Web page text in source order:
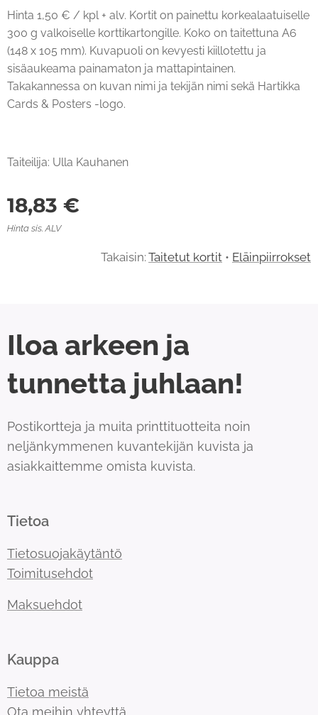
Hinta 1,50 € / kpl + alv. Kortit on painettu korkealaatuiselle
300 g valkoiselle korttikartongille. Koko on taitettuna A6
(148 x 105 mm). Kuvapuoli on kevyesti kiillotettu ja
sisäaukeama painamaton ja mattapintainen.
Takakannessa on kuvan nimi ja tekijän nimi sekä Hartikka
Cards & Posters -logo.
Taiteilija: Ulla Kauhanen
18,83 €
Hinta sis. ALV
Takaisin: Taitetut kortit • Eläinpiirrokset
Iloa arkeen ja
tunnetta juhlaan!
Postikortteja ja muita printtituotteita noin
neljänkymmenen kuvantekijän kuvista ja
asiakkaittemme omista kuvista.
Tietoa
Tietosuojakäytäntö
Toimitusehdot
Maksuehdot
Kauppa
Tietoa meistä
Ota meihin yhteyttä